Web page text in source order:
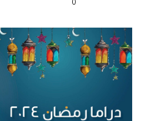
0